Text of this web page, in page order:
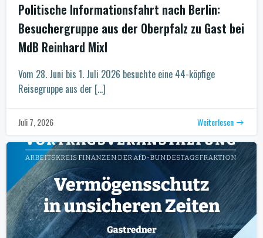
Politische Informationsfahrt nach Berlin:
Besuchergruppe aus der Oberpfalz zu Gast bei
MdB Reinhard Mixl
Vom 28. Juni bis 1. Juli 2026 besuchte eine 44-köpfige
Reisegruppe aus der […]
Juli 7, 2026 Weiterlesen